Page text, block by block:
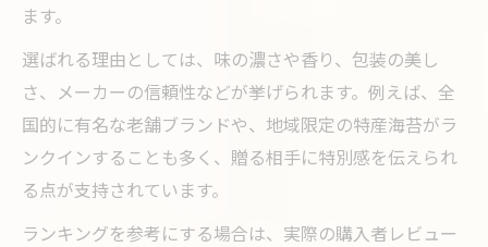
ます。
選ばれる理由としては、味の濃さや香り、包装の美し
さ、メーカーの信頼性などが挙げられます。例えば、全
国的に有名な老舗ブランドや、地域限定の特産海苔がラ
ンクインすることも多く、贈る相手に特別感を伝えられ
る点が支持されています。
ランキングを参考にする場合は、実際の購入者レビュー